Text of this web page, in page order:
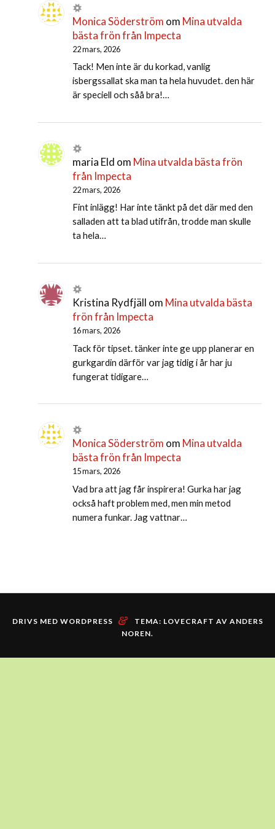
Monica Söderström om Mina utvalda
bästa frön från Impecta
22 mars, 2026
Tack! Men inte är du korkad, vanlig
isbergssallat ska man ta hela huvudet. den här
är speciell och såå bra!…
maria Eld om Mina utvalda bästa frön
från Impecta
22 mars, 2026
Fint inlägg! Har inte tänkt på det där med den
salladen att ta blad utifrån, trodde man skulle
ta hela…
Kristina Rydfjäll om Mina utvalda bästa
frön från Impecta
16 mars, 2026
Tack för tipset. tänker inte ge upp planerar en
gurkgardin därför var jag tidig i år har ju
fungerat tidigare…
Monica Söderström om Mina utvalda
bästa frön från Impecta
15 mars, 2026
Vad bra att jag får inspirera! Gurka har jag
också haft problem med, men min metod
numera funkar. Jag vattnar…
DRIVS MED WORDPRESS & TEMA: LOVECRAFT AV ANDERS
NOREN.